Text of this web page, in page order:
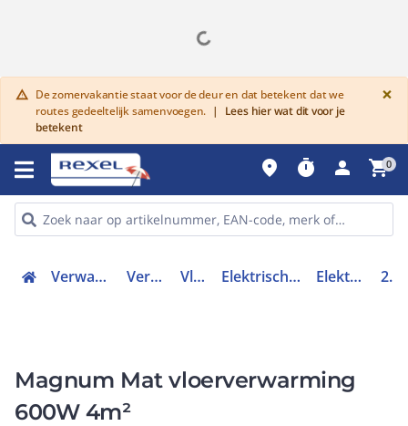
warning De zomervakantie staat voor de deur en dat betekent dat we
routes gedeeltelijk samenvoegen. |
Lees hier wat dit voor je
betekent
×
place timer person shopping_cart0
Verwarmen, Koelen en Ventileren Verwarmingssystemen Vloerverwarming Elektrische vloerverwarming (accessoires) Elektrische vloerverwarming 200805
Magnum Mat vloerverwarming
600W 4m²